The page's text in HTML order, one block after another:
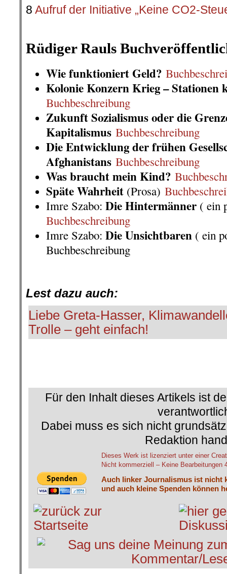
8 Aufruf der Initiative „Keine CO2-
Rüdiger Rauls
Wie funktioniert Geld?
Kolonie Konzern Krieg –
Buchbeschreibung
Zukunft Sozialismus oder die
Kapitalismus Buchbeschreibung
Die Entwicklung der frühen
Afghanistans Buchbeschreibung
Was braucht mein Kind?
Späte Wahrheit (Prosa)
Imre Szabo: Die Hintermänner ( ein
Buchbeschreibung
Imre Szabo: Die Unsichtbaren ( ein
Buchbeschreibung
Lest dazu auch:
Liebe Greta-Hasser,
Trolle – geht einfach!
Für den Inhalt dieses Artikels ist
Dabei muss es sich nicht
Redaktion
Dieses Werk ist lizenziert unter einer
Nicht kommerziell – Keine Bearbeitungen
Auch linker Journalismus ist nicht
und auch kleine Spenden können